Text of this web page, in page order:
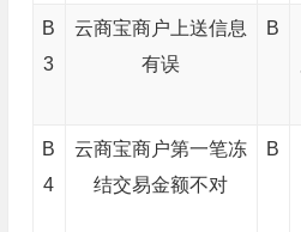
B
3
云商宝商户上送信息
有误
B
B
4
云商宝商户第一笔冻
结交易金额不对
B